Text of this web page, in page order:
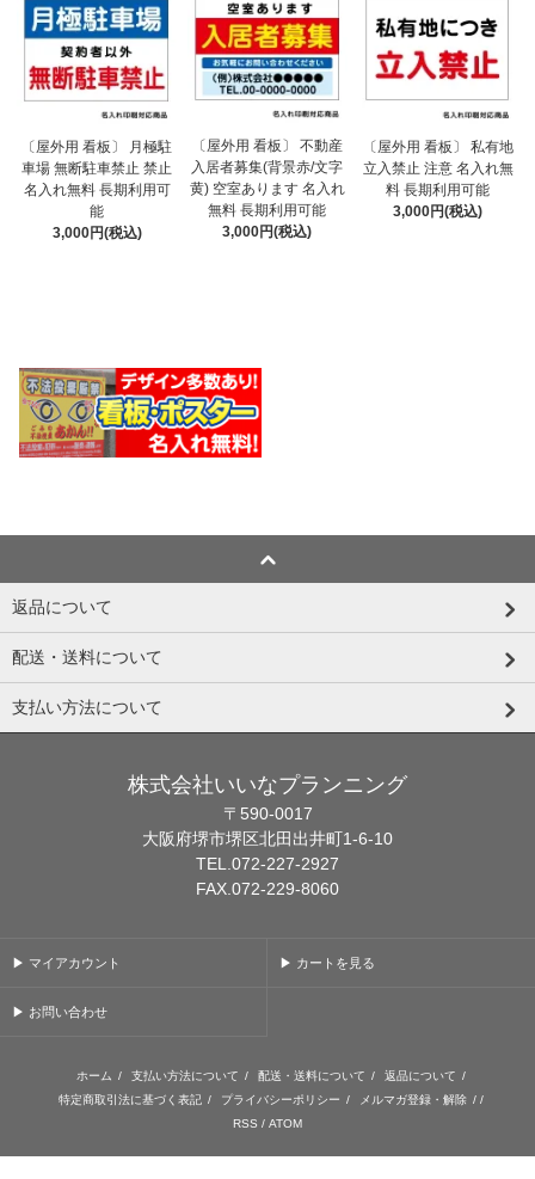
〔屋外用 看板〕 月極駐
車場 無断駐車禁止 禁止
名入れ無料 長期利用可
能
3,000円(税込)
〔屋外用 看板〕 不動産
入居者募集(背景赤/文字
黄) 空室あります 名入れ
無料 長期利用可能
3,000円(税込)
〔屋外用 看板〕 私有地
立入禁止 注意 名入れ無
料 長期利用可能
3,000円(税込)
返品について
配送・送料について
支払い方法について
株式会社いいなプランニング
〒590-0017
大阪府堺市堺区北田出井町1-6-10
TEL.072-227-2927
FAX.072-229-8060
▶ マイアカウント ▶ カートを見る
▶ お問い合わせ
ホーム / 支払い方法について / 配送・送料について / 返品について /
特定商取引法に基づく表記 / プライバシーポリシー / メルマガ登録・解除 / /
RSS / ATOM